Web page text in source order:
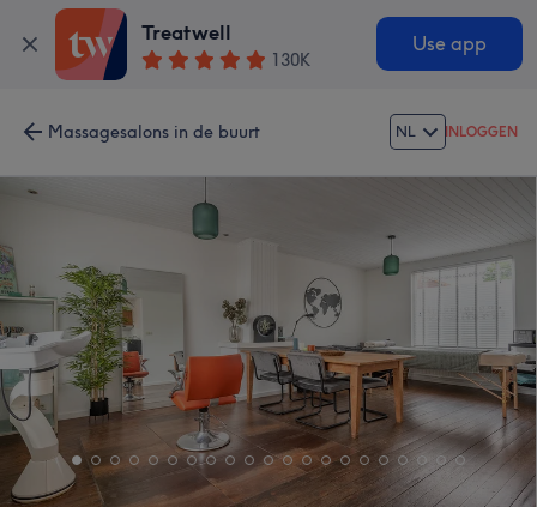
Treatwell
130K
Use app
Massagesalons in de buurt NL INLOGGEN